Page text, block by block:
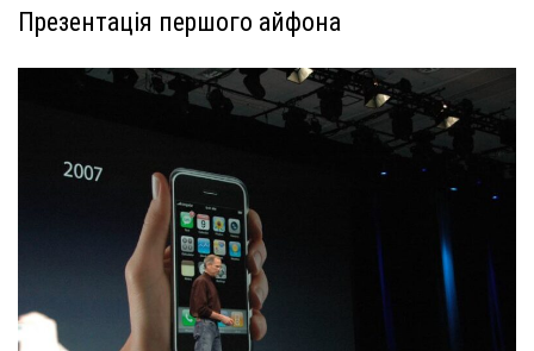
Презентація першого айфона